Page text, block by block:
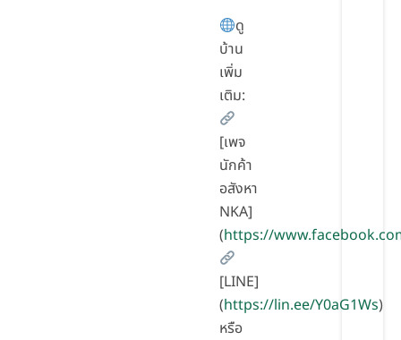
ดู
บ้าน
เพิ่ม
เติม:
[เพจ
นักค้า
อสังหา
NKA]
(https://
[LINE]
(https://lin.ee/Y0aG1Ws)
หรือ